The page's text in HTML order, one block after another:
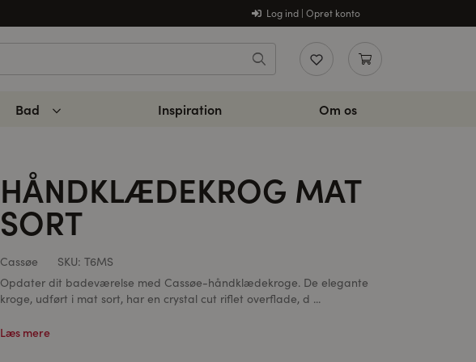
Log ind | Opret konto
Bad Inspiration Om os
HÅNDKLÆDEKROG MAT
SORT
Cassøe SKU: T6MS
Opdater dit badeværelse med Cassøe-håndklædekroge. De elegante
kroge, udført i mat sort, har en crystal cut riflet overflade, d ...
Læs mere